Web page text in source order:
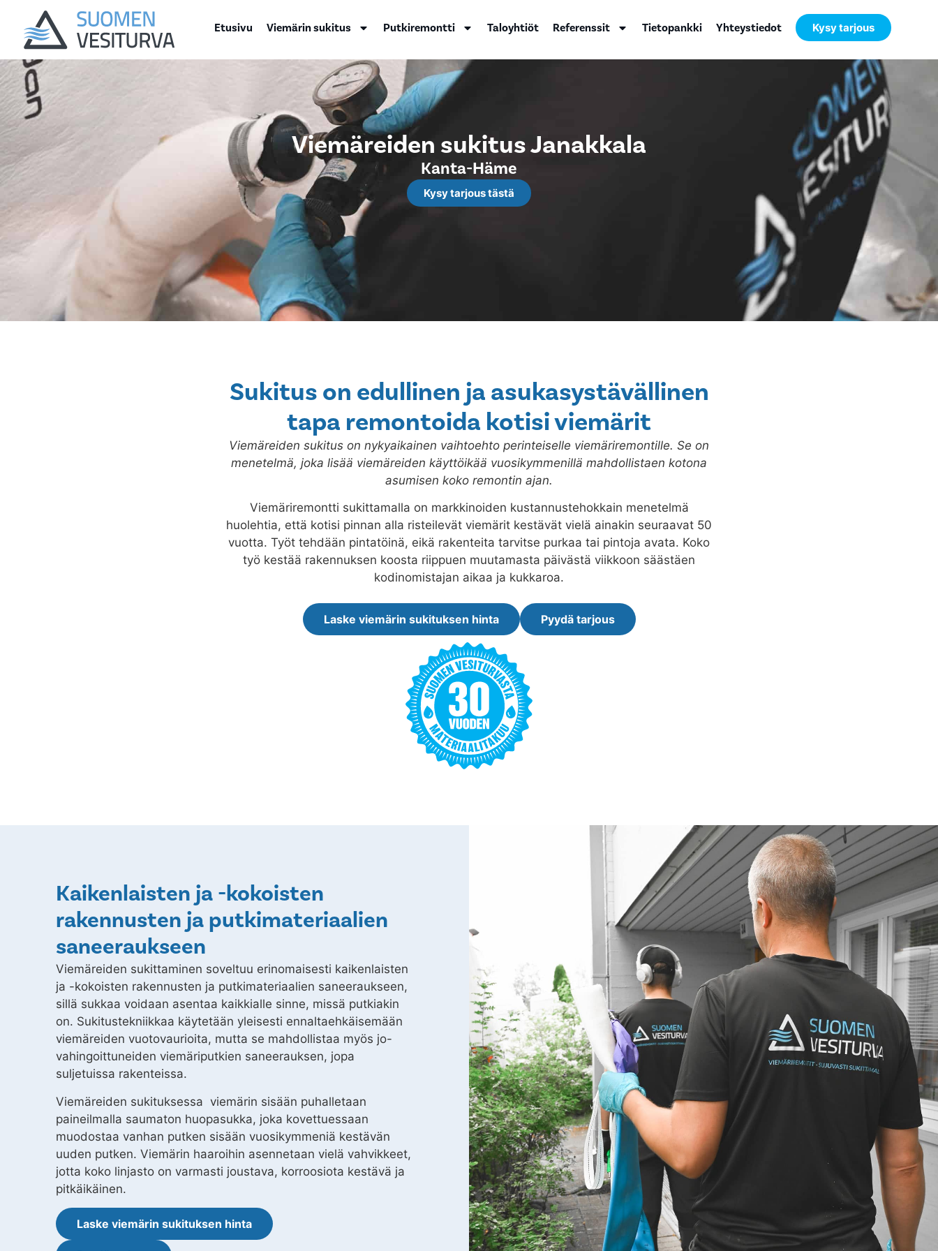
Etusivu Viemärin sukitus Putkiremontti Taloyhtiöt Referenssit Tietopankki Yhteystiedot Kysy tarjous
Viemäreiden sukitus Janakkala
Kanta-Häme
Kysy tarjous tästä
Sukitus on edullinen ja asukasystävällinen
tapa remontoida kotisi viemärit
Viemäreiden sukitus on nykyaikainen vaihtoehto perinteiselle viemäriremontille. Se on
menetelmä, joka lisää viemäreiden käyttöikää vuosikymmenillä mahdollistaen kotona
asumisen koko remontin ajan.
Viemäriremontti sukittamalla on markkinoiden kustannustehokkain menetelmä
huolehtia, että kotisi pinnan alla risteilevät viemärit kestävät vielä ainakin seuraavat 50
vuotta. Työt tehdään pintatöinä, eikä rakenteita tarvitse purkaa tai pintoja avata. Koko
työ kestää rakennuksen koosta riippuen muutamasta päivästä viikkoon säästäen
kodinomistajan aikaa ja kukkaroa.
Laske viemärin sukituksen hinta Pyydä tarjous
Kaikenlaisten ja -kokoisten
rakennusten ja putkimateriaalien
saneeraukseen
Viemäreiden sukittaminen soveltuu erinomaisesti kaikenlaisten
ja -kokoisten rakennusten ja putkimateriaalien saneeraukseen,
sillä sukkaa voidaan asentaa kaikkialle sinne, missä putkiakin
on. Sukitustekniikkaa käytetään yleisesti ennaltaehkäisemään
viemäreiden vuotovaurioita, mutta se mahdollistaa myös jo-
vahingoittuneiden viemäriputkien saneerauksen, jopa
suljetuissa rakenteissa.
Viemäreiden sukituksessa viemärin sisään puhalletaan
paineilmalla saumaton huopasukka, joka kovettuessaan
muodostaa vanhan putken sisään vuosikymmeniä kestävän
uuden putken. Viemärin haaroihin asennetaan vielä vahvikkeet,
jotta koko linjasto on varmasti joustava, korroosiota kestävä ja
pitkäikäinen.
Laske viemärin sukituksen hinta